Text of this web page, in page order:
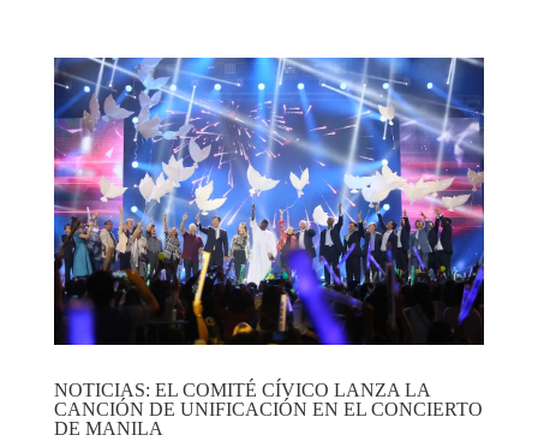
NOTICIAS: EL COMITÉ CÍVICO LANZA LA
CANCIÓN DE UNIFICACIÓN EN EL CONCIERTO
DE MANILA